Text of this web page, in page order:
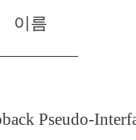
름
Pseudo-